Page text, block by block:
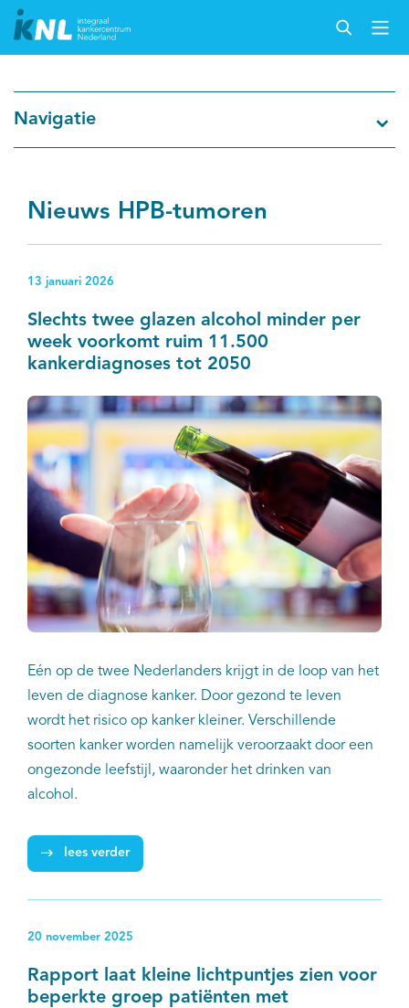
Cijfers over kanker
Kanker & leven
Palliatieve zorg
Kankeratlas
IKNL and the NCR
Dure geneesmiddelen
Itemsets
Projecten
Webshop
Navigatie
Nieuws HPB-tumoren
13 januari 2026
Slechts twee glazen alcohol minder per
week voorkomt ruim 11.500
kankerdiagnoses tot 2050
Eén op de twee Nederlanders krijgt in de loop van het
leven de diagnose kanker. Door gezond te leven
wordt het risico op kanker kleiner. Verschillende
soorten kanker worden namelijk veroorzaakt door een
ongezonde leefstijl, waaronder het drinken van
alcohol.
lees verder
20 november 2025
Rapport laat kleine lichtpuntjes zien voor
beperkte groep patiënten met